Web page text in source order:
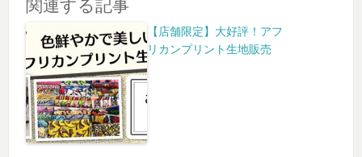
関連する記事
【店舗限定】大好評！アフ
リカンプリント生地販売